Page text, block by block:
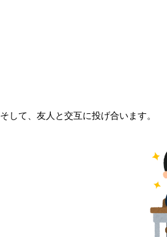
そして、友人と交互に投げ合います。